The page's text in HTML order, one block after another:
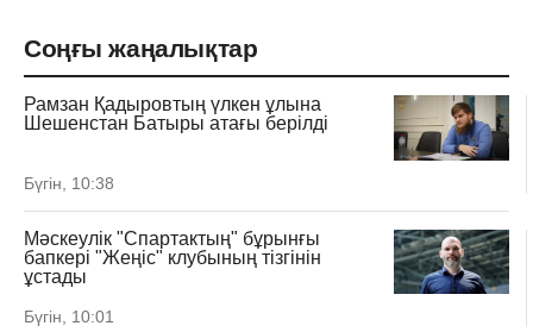
Соңғы жаңалықтар
Рамзан Қадыровтың үлкен ұлына
Шешенстан Батыры атағы берілді
Бүгін, 10:38
Мәскеулік "Спартактың" бұрынғы
бапкері "Жеңіс" клубының тізгінін
ұстады
Бүгін, 10:01